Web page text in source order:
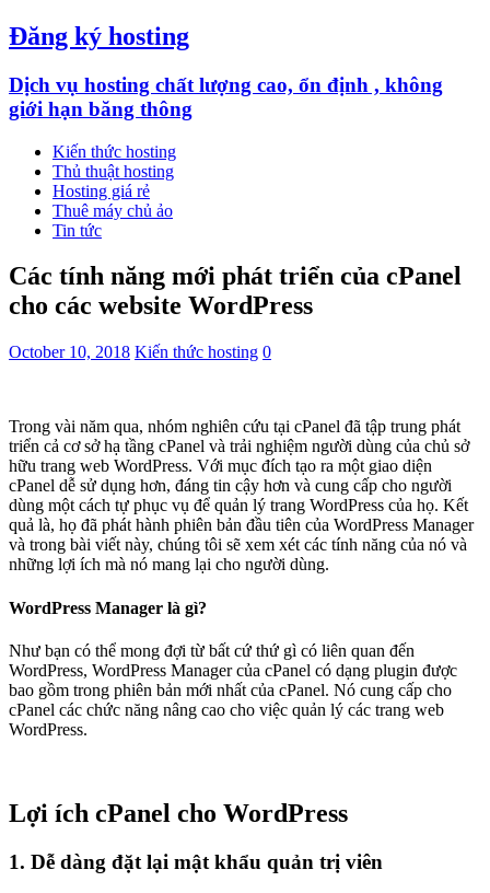
Đăng ký hosting
Dịch vụ hosting chất lượng cao, ổn định , không
giới hạn băng thông
Kiến thức hosting
Thủ thuật hosting
Hosting giá rẻ
Thuê máy chủ ảo
Tin tức
Các tính năng mới phát triển của cPanel
cho các website WordPress
October 10, 2018 Kiến thức hosting 0
Trong vài năm qua, nhóm nghiên cứu tại cPanel đã tập trung phát
triển cả cơ sở hạ tầng cPanel và trải nghiệm người dùng của chủ sở
hữu trang web WordPress. Với mục đích tạo ra một giao diện
cPanel dễ sử dụng hơn, đáng tin cậy hơn và cung cấp cho người
dùng một cách tự phục vụ để quản lý trang WordPress của họ. Kết
quả là, họ đã phát hành phiên bản đầu tiên của WordPress Manager
và trong bài viết này, chúng tôi sẽ xem xét các tính năng của nó và
những lợi ích mà nó mang lại cho người dùng.
WordPress Manager là gì?
Như bạn có thể mong đợi từ bất cứ thứ gì có liên quan đến
WordPress, WordPress Manager của cPanel có dạng plugin được
bao gồm trong phiên bản mới nhất của cPanel. Nó cung cấp cho
cPanel các chức năng nâng cao cho việc quản lý các trang web
WordPress.
Lợi ích cPanel cho WordPress
1. Dễ dàng đặt lại mật khẩu quản trị viên